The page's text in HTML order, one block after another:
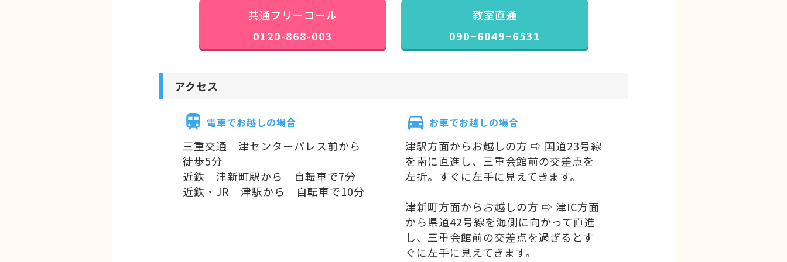
共通フリーコール
0120-868-003
教室直通
090−6049−6531
アクセス
電車でお越しの場合
三重交通 津センターパレス前から
徒歩5分
近鉄 津新町駅から 自転車で7分
近鉄・JR 津駅から 自転車で10分
お車でお越しの場合
津駅方面からお越しの方 ⇨ 国道23号線
を南に直進し、三重会館前の交差点を
左折。すぐに左手に見えてきます。
津新町方面からお越しの方 ⇨ 津IC方面
から県道42号線を海側に向かって直進
し、三重会館前の交差点を過ぎるとす
ぐに左手に見えてきます。